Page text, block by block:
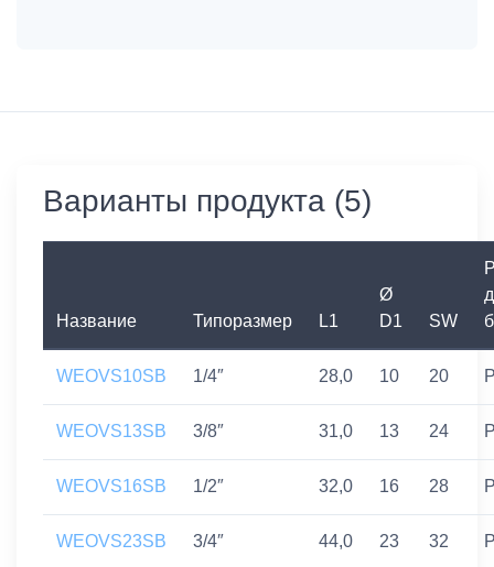
Варианты продукта (5)
Название Типоразмер L1
Ø
D1
SW
WEOVS10SB 1/4″ 28,0 10 20
WEOVS13SB 3/8″ 31,0 13 24
WEOVS16SB 1/2″ 32,0 16 28
WEOVS23SB 3/4″ 44,0 23 32